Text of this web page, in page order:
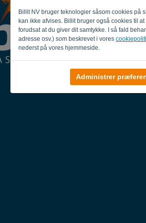
Billit NV bruger teknologier såsom cookies på
kan ikke afvises. Billit bruger også cookies til
forudsat at du giver dit samtykke. I så fald
adresse osv.) som beskrevet i vores
nederst på vores hjemmeside.
Administrer